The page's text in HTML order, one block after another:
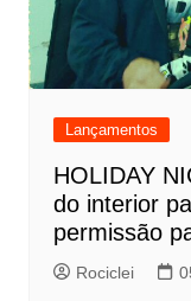
Lançamentos
HOLIDAY
do interior
permissão
Rociclei